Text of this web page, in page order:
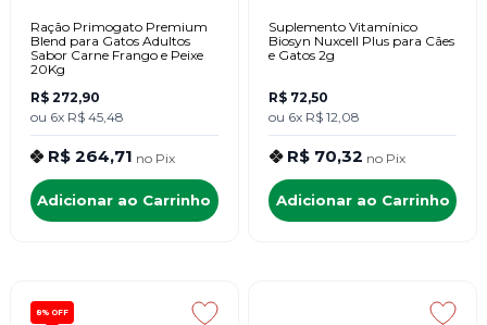
Ração Primogato Premium
Blend para Gatos Adultos
Sabor Carne Frango e Peixe
20Kg
R$ 272,90
ou 6x R$ 45,48
R$ 264,71 no Pix
Adicionar ao Carrinho
Suplemento Vitamínico
Biosyn Nuxcell Plus para Cães
e Gatos 2g
R$ 72,50
ou 6x R$ 12,08
R$ 70,32 no Pix
Adicionar ao Carrinho
8% OFF